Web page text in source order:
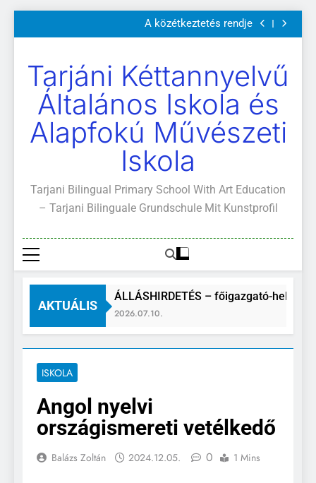
a
Szülői értekezletek 2026. május 04-14.
A közétkeztetés rendje
Kötelező és ajánlott olvasmányok
Szülői értekezletek 2026. május 04-14.
A közétkeztetés rendje
Kötelező és ajánlott olvasmányok
A Mi Világunk!
Tarjáni Kéttannyelvű
Általános Iskola és
Alapfokú Művészeti
Iskola
Tarjani Bilingual Primary School With Art Education
– Tarjani Bilinguale Grundschule Mit Kunstprofil
AKTUÁLIS
ÁLLÁSHIRDETÉS – főigazgató-helyettes
2026.07.10.
ISKOLA
Angol nyelvi
országismereti vetélkedő
Balázs Zoltán 2024.12.05. 0 1 Mins